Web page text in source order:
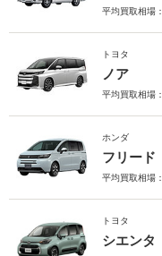
平均買取相場：
トヨタ
ノア
平均買取相場：
ホンダ
フリード
平均買取相場：
トヨタ
シエンタ